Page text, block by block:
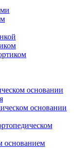
основании
основании
основанием